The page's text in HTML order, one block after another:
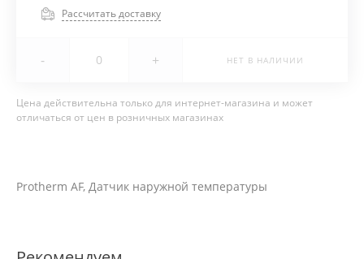
Рассчитать доставку
- + НЕТ В НАЛИЧИИ
Цена действительна только для интернет-магазина и может
отличаться от цен в розничных магазинах
Protherm AF, Датчик наружной температуры